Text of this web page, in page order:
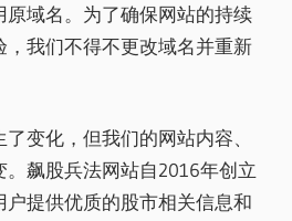
域名。为了确保网站的持续
我们不得不更改域名并重新
变化，但我们的网站内容、
飙股兵法网站自2016年创立
提供优质的股市相关信息和